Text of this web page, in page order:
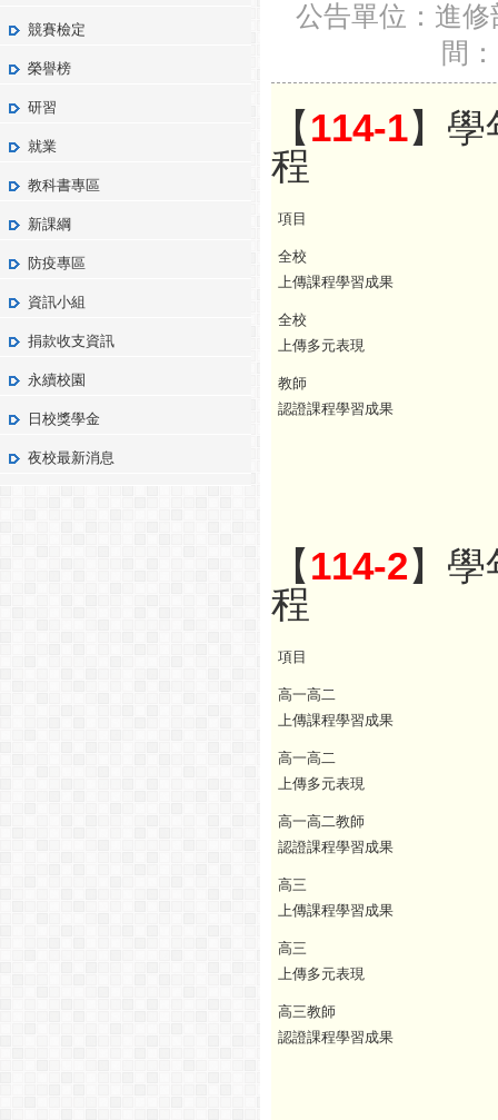
競賽檢定
榮譽榜
研習
就業
教科書專區
新課綱
防疫專區
資訊小組
捐款收支資訊
永續校園
日校獎學金
夜校最新消息
公告單位：進
間
【 114-1】
程
項目
全校
上傳課程學習成果
全校
上傳多元表現
教師
認證課程學習成果
【 114-2】
程
項目
高一高二
上傳課程學習成果
高一高二
上傳多元表現
高一高二教師
認證課程學習成果
高三
上傳課程學習成果
高三
上傳多元表現
高三教師
認證課程學習成果